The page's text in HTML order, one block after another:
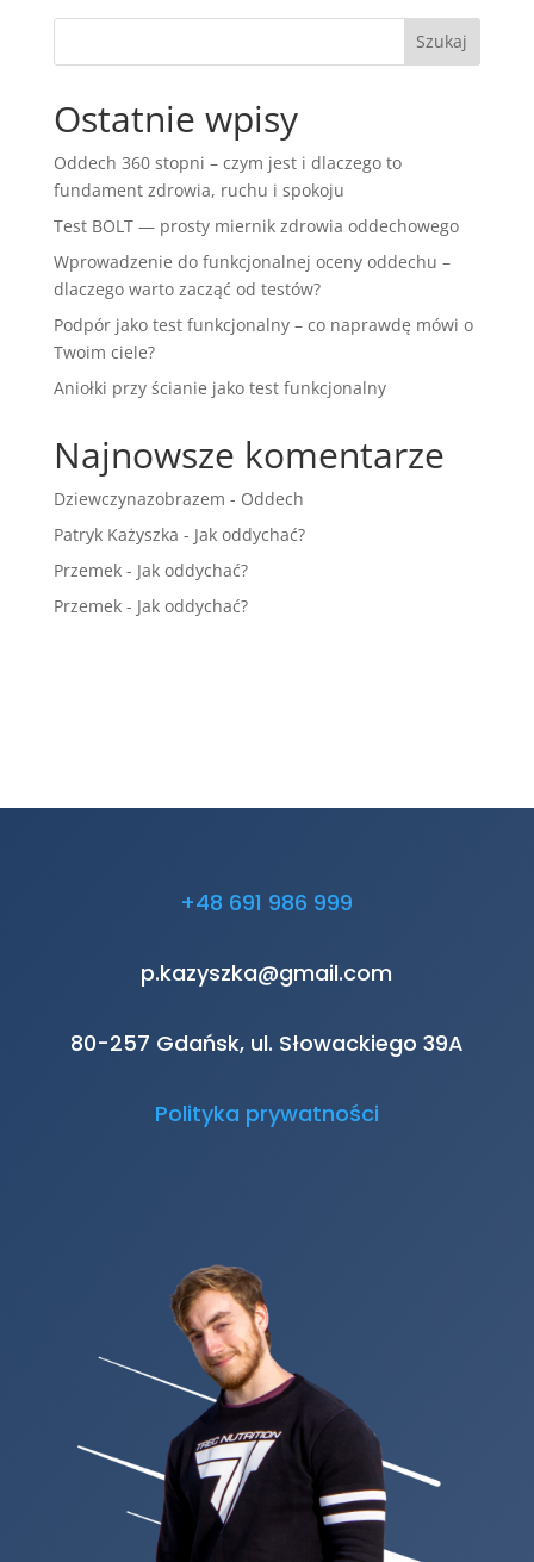
Ostatnie wpisy
Oddech 360 stopni – czym jest i dlaczego to
fundament zdrowia, ruchu i spokoju
Test BOLT — prosty miernik zdrowia oddechowego
Wprowadzenie do funkcjonalnej oceny oddechu –
dlaczego warto zacząć od testów?
Podpór jako test funkcjonalny – co naprawdę mówi o
Twoim ciele?
Aniołki przy ścianie jako test funkcjonalny
Najnowsze komentarze
Dziewczynazobrazem - Oddech
Patryk Każyszka - Jak oddychać?
Przemek- Jak oddychać?
Przemek- Jak oddychać?
+48 691 986 999
p.kazyszka@gmail.com
80-257 Gdańsk, ul. Słowackiego 39A
Polityka prywatności